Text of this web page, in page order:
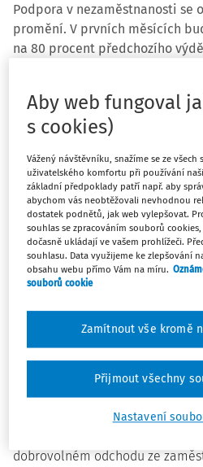
Podpora v nezaměstnanosti se
promění. V prvních měsících
na 80 procent předchozího
příjmu. Lidem, kteří se
zaměstnání odejdou, se
podpora při rekvalifikaci, a to
průměrné mzdy.
Novela o zaměstnanosti
flexinovelu zákoníku práce.
pracovní trh, odbourat obavy
podpořit jejich ochotu posouvat
zaměstnavatelům získání
analýzy ministerstva
zaměstnání, výdělkově polepší.
sami, mzdu si zvednou v
procent víc pobírají pak ti, kteří
dobrovolném odchodu ze
Aby web fungoval
s cookies)
Vážený návštěvníku, snažíme se ze
uživatelského komfortu při používání
základní předpoklady patří např. aby
abychom vás neobtěžovali nevhodnou
dostatek podnětů, jak web vylepšovat.
souhlas se zpracováním souborů
dočasně ukládají ve vašem prohlížeči.
souhlasu. Data využijeme ke zlepšování
obsahu webu přímo Vám na míru.
souborů cookie
Nastavení
Zamítnout vše kromě
Přijmout všechny